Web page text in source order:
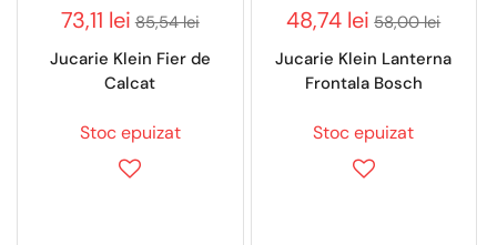
73,11 lei 85,54 lei
Jucarie Klein Fier de
Calcat
Stoc epuizat
48,74 lei 58,00 lei
Jucarie Klein Lanterna
Frontala Bosch
Stoc epuizat